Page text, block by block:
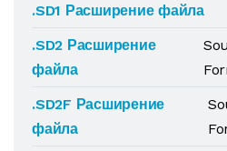
.SD1 Расширение файла
.SD2 Расширение
файла
.SD2F Расширение
файла